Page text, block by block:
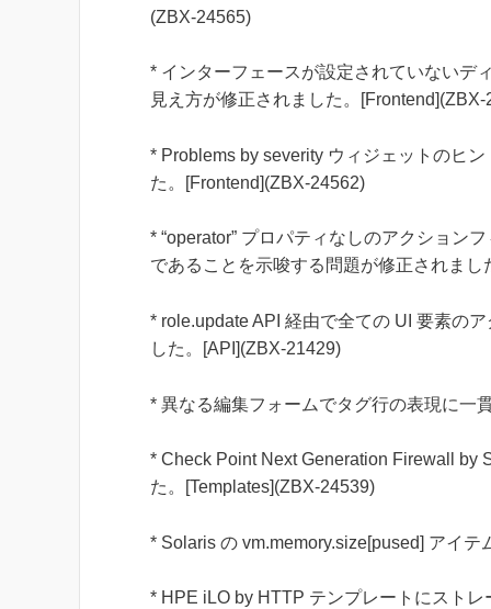
(ZBX-24565)
* インターフェースが設定されていないデ
見え方が修正されました。[Frontend](ZBX-
* Problems by severity ウィジェットのヒ
た。[Frontend](ZBX-24562)
* “operator” プロパティなしのアクション
であることを示唆する問題が修正されまし
* role.update API 経由で全ての UI 要素の
した。[API](ZBX-21429)
* 異なる編集フォームでタグ行の表現に一
* Check Point Next Generation Firewall by
た。[Templates](ZBX-24539)
* Solaris の vm.memory.size[pused] アイ
* HPE iLO by HTTP テンプレートにスト